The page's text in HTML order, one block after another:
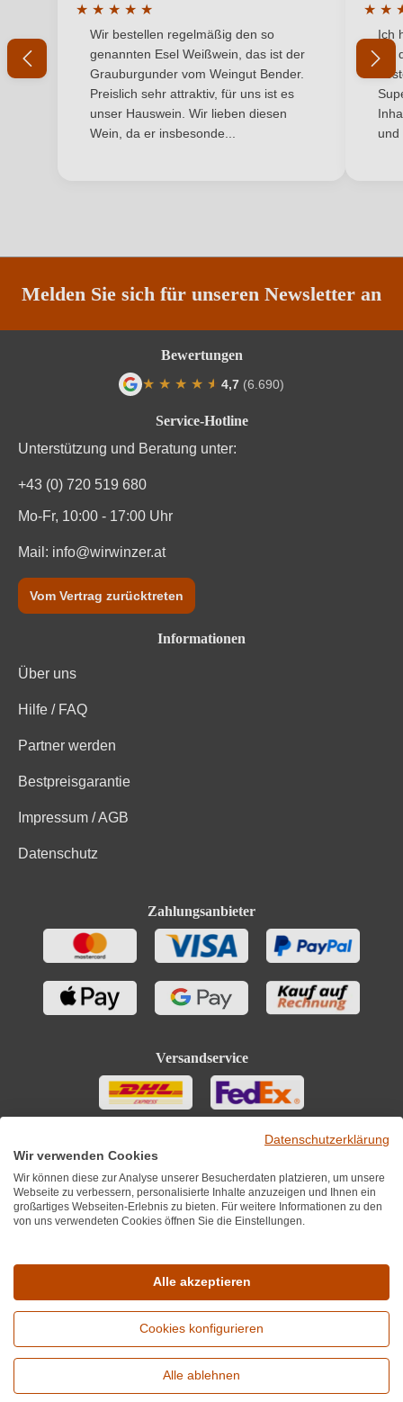
Qualität DOC
Rebsorte Barbera
Piemont
Weinart
Nährwertangaben
Durchschnittliche nährwertangaben
Kohlenhydrate davon Zucker
Trauben, Konservierungsstoffe (Sulfite). Enthält
Ihr Passwort
Ich habe mein Passwort vergessen
★ ★ ★ ★ ★
Durchschnittliche Bewertung von 5 von 5 Sternen
Wir bestellen regelmäßig den so
genannten Esel Weißwein, das ist der
Grauburgunder vom Weingut Bender.
Preislich sehr attraktiv, für uns ist es
unser Hauswein. Wir lieben diesen
Wein, da er insbesonde...
★ ★
Ich
mit
und
Melden Sie sich für unseren Newsletter an
Service-Hotline
Unterstützung und Beratung unter:
+43 (0) 720 519 680
Mo-Fr, 10:00 - 17:00 Uhr
Mail: info@wirwinzer.at
Vom Vertrag zurücktreten
Informationen
Über uns
Hilfe / FAQ
Partner werden
Bestpreisgarantie
Impressum / AGB
Datenschutz
Zahlungsanbieter
Versandservice
Bewertungen
★ ★ ★ ★ ★
★ 4,7 (6.690)
*Alle Preise inkl. MwST zzgl. 5,90€ Versandkosten je Winzer.
Versandkostenfrei ab 12 Flaschen je Winzer.
Copyright © 2010 - 2026 WirWinzer GmbH
Erweiterte Suche
Datenschutzerklärung
Wir verwenden Cookies
Wir können diese zur Analyse unserer Besucherdaten platzieren, um unsere
Webseite zu verbessern, personalisierte Inhalte anzuzeigen und Ihnen ein
großartiges Webseiten-Erlebnis zu bieten. Für weitere Informationen zu den
von uns verwendeten Cookies öffnen Sie die Einstellungen.
Alle akzeptieren
Cookies konfigurieren
Alle ablehnen